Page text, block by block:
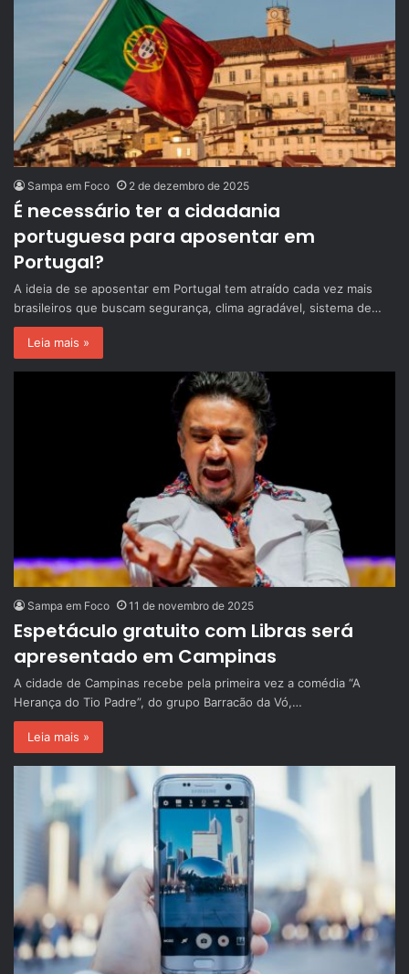
Sampa em Foco 2 de dezembro de 2025
É necessário ter a cidadania
portuguesa para aposentar em
Portugal?
A ideia de se aposentar em Portugal tem atraído cada vez mais
brasileiros que buscam segurança, clima agradável, sistema de…
Leia mais »
Sampa em Foco 11 de novembro de 2025
Espetáculo gratuito com Libras será
apresentado em Campinas
A cidade de Campinas recebe pela primeira vez a comédia “A
Herança do Tio Padre”, do grupo Barracão da Vó,…
Leia mais »